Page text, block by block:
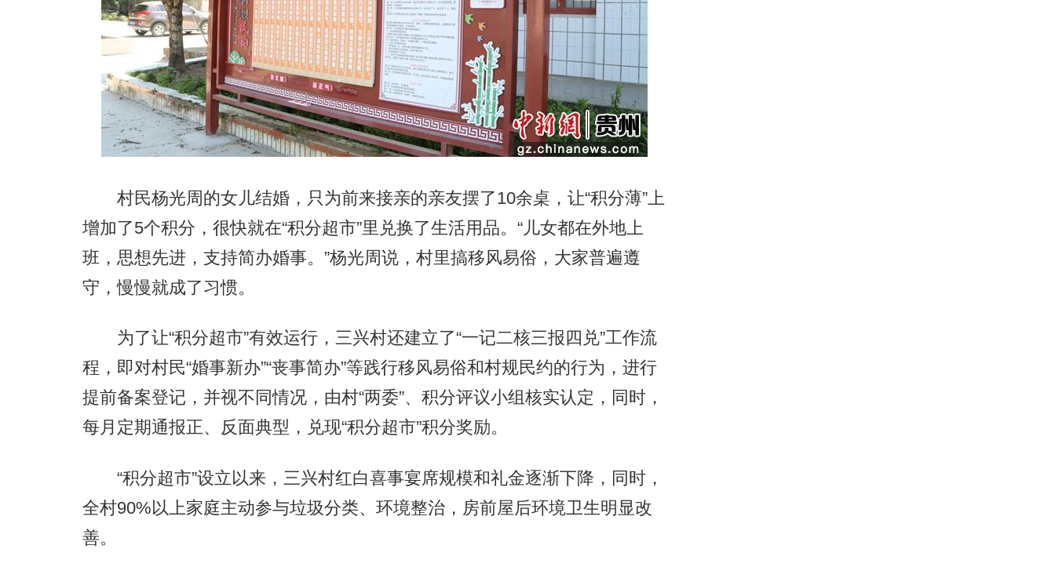
村民杨光周的女儿结婚，只为前来接亲的亲友摆了10余桌，让“积分薄”上
增加了5个积分，很快就在“积分超市”里兑换了生活用品。“儿女都在外地上
班，思想先进，支持简办婚事。”杨光周说，村里搞移风易俗，大家普遍遵
守，慢慢就成了习惯。
为了让“积分超市”有效运行，三兴村还建立了“一记二核三报四兑”工作流
程，即对村民“婚事新办”“丧事简办”等践行移风易俗和村规民约的行为，进行
提前备案登记，并视不同情况，由村“两委”、积分评议小组核实认定，同时，
每月定期通报正、反面典型，兑现“积分超市”积分奖励。
“积分超市”设立以来，三兴村红白喜事宴席规模和礼金逐渐下降，同时，
全村90%以上家庭主动参与垃圾分类、环境整治，房前屋后环境卫生明显改
善。